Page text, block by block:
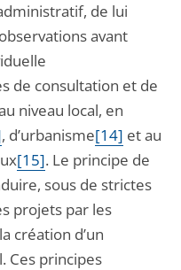
de lui
avant
de consultation et de
niveau local, en
, d’urbanisme[14] et au
[15]. Le principe de
sous de strictes
projets par les
création d’un
Ces principes